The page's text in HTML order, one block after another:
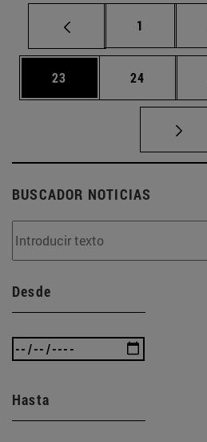
Página
1
Página
23 Página
24
BUSCADOR NOTICIAS
Desde
Hasta